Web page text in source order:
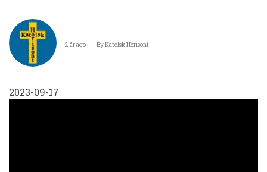
Søndagsfrø
|
24.
i
2 år ago ByKatolsk Horisont
2023-09-17